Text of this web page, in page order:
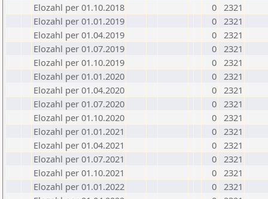
Elozahl per 01.10.2018
0 2321
Elozahl per 01.01.2019
0 2321
Elozahl per 01.04.2019
0 2321
Elozahl per 01.07.2019
0 2321
Elozahl per 01.10.2019
0 2321
Elozahl per 01.01.2020
0 2321
Elozahl per 01.04.2020
0 2321
Elozahl per 01.07.2020
0 2321
Elozahl per 01.10.2020
0 2321
Elozahl per 01.01.2021
0 2321
Elozahl per 01.04.2021
0 2321
Elozahl per 01.07.2021
0 2321
Elozahl per 01.10.2021
0 2321
Elozahl per 01.01.2022
0 2321